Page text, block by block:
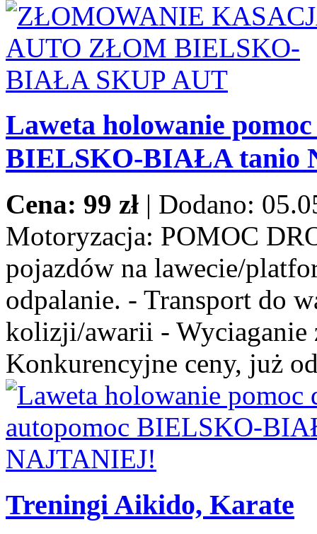
Laweta holowanie
BIELSKO-BIAŁA tanio
Cena: 99 zł | Dodano:
Motoryzacja: POMOC
pojazdów na lawecie/
odpalanie. - Transport do
kolizji/awarii - Wyciaganie
Konkurencyjne ceny, już
Treningi Aikido, Karate